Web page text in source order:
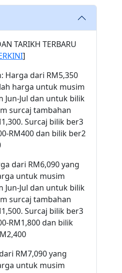
TARIKH TERBARU
]
Harga dari RM5,350
harga untuk musim
Jul dan untuk bilik
surcaj tambahan
Surcaj bilik ber3
RM400 dan bilik ber2
dari RM6,090 yang
untuk musim
Jul dan untuk bilik
surcaj tambahan
Surcaj bilik ber3
RM1,800 dan bilik
RM7,090 yang
untuk musim